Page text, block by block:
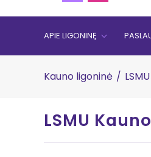
APIE LIGONINĘ
Kauno ligoninė /
LSMU